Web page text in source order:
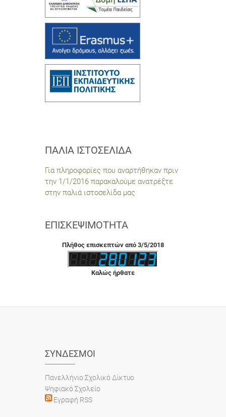
ΠΑΛΙΆ ΙΣΤΟΣΕΛΊΔΑ
Για πληροφορίες που αναρτήθηκαν πριν
την 1/1/2016 παρακαλούμε ανατρέξτε
στην παλιά ιστοσελίδα μας
ΕΠΙΣΚΕΨΙΜΌΤΗΤΑ
Πλήθος επισκεπτών από 3/5/2018
Καλώς ήρθατε
ΣΎΝΔΕΣΜΟΙ
Πανελλήνιο Σχολικό Δίκτυο
Ψηφιακό Σχολείο
Εγραφή RSS